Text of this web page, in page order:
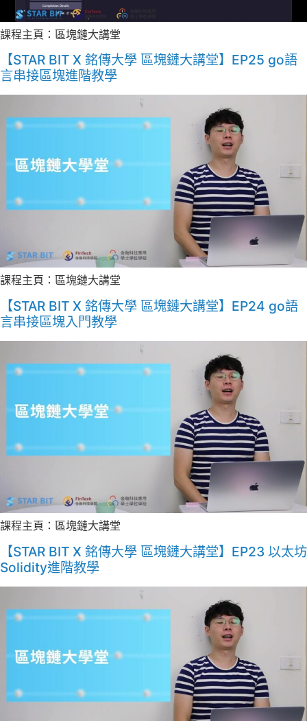
課程主頁：區塊鏈大講堂
【STAR BIT X 銘傳大學 區塊鏈大講堂】EP25 go語
言串接區塊進階教學
課程主頁：區塊鏈大講堂
【STAR BIT X 銘傳大學 區塊鏈大講堂】EP24 go語
言串接區塊入門教學
課程主頁：區塊鏈大講堂
【STAR BIT X 銘傳大學 區塊鏈大講堂】EP23 以太坊
Solidity進階教學